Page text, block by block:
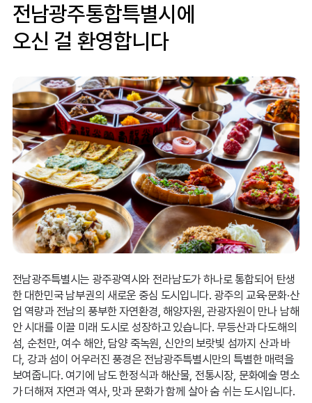
전남광주통합특별시에
오신 걸 환영합니다
전남광주특별시는 광주광역시와 전라남도가 하나로 통합되어 탄생
한 대한민국 남부권의 새로운 중심 도시입니다. 광주의 교육·문화·산
업 역량과 전남의 풍부한 자연환경, 해양자원, 관광자원이 만나 남해
안 시대를 이끌 미래 도시로 성장하고 있습니다. 무등산과 다도해의
섬, 순천만, 여수 해안, 담양 죽녹원, 신안의 보랏빛 섬까지 산과 바
다, 강과 섬이 어우러진 풍경은 전남광주특별시만의 특별한 매력을
보여줍니다. 여기에 남도 한정식과 해산물, 전통시장, 문화예술 명소
가 더해져 자연과 역사, 맛과 문화가 함께 살아 숨 쉬는 도시입니다.